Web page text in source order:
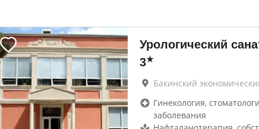
Урологический
3★
Бакинский
Гинекология,
заболевания